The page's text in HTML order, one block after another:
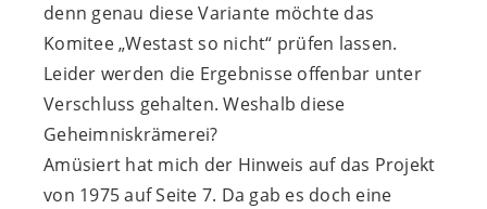
denn genau diese Variante möchte das
Komitee „Westast so nicht“ prüfen lassen.
Leider werden die Ergebnisse offenbar unter
Verschluss gehalten. Weshalb diese
Geheimniskrämerei?
Amüsiert hat mich der Hinweis auf das Projekt
von 1975 auf Seite 7. Da gab es doch eine